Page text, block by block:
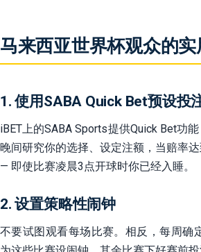
马来西亚世界杯观众的实
1. 使用SABA Quick Bet预设投
iBET上的SABA Sports提供Quick Bet功
晚间研究你的选择、设定注额，当赔率
— 即使比赛凌晨3点开球时你已经入睡。
2. 设置策略性闹钟
不要试图观看每场比赛。相反，每周确